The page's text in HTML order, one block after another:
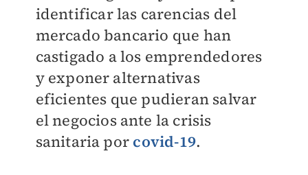
identificar las carencias del
mercado bancario que han
castigado a los emprendedores
y exponer alternativas
eficientes que pudieran salvar
el negocios ante la crisis
sanitaria por covid-19.